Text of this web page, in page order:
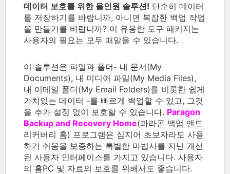
데이터 보호를 위한 올인원 솔루션! 단순히 데이터
를 저장하기를 바랍니까, 아니면 복잡한 백업 작업
을 만들기를 바랍니까? 이 유용한 도구 패키지는
사용자의 필요는 모두 떠맡을 수 있습니다.
이 솔루션은 파일과 폴더- 내 문서(My
Documents), 내 미디어 파일(My Media Files),
내 이메일 폴더(My Email Folders)를 비롯한 쉽게
가치있는 데이터 -를 빠르게 백업할 수 있고, 그것
을 추가 설정 없이 보호할 수 있습니다. Paragon
Backup and Recovery Home(파라곤 백업 앤드
리커버리 홈) 프로그램은 심지어 초보자라도 사용
하기 쉬움을 보증하는 특별한 마법사를 지닌 개선
된 사용자 인터페이스를 가지고 있습니다. 사용자
의 홈PC 및 자료의 보호를 위해서도 좋습니다.